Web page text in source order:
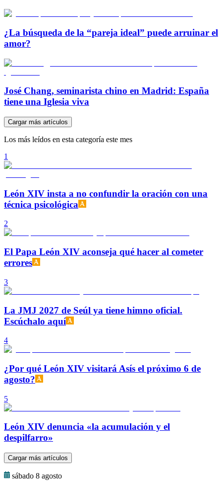
¿La búsqueda de la “pareja ideal” puede arruinar el
amor?
José Chang, seminarista chino en Madrid: España
tiene una Iglesia viva
Cargar más artículos
Los más leídos en esta categoría este mes
1
León XIV insta a no confundir la oración con una
técnica psicológica
2
El Papa León XIV aconseja qué hacer al cometer
errores
3
La JMJ 2027 de Seúl ya tiene himno oficial.
Escúchalo aquí
4
¿Por qué León XIV visitará Asís el próximo 6 de
agosto?
5
León XIV denuncia «la acumulación y el
despilfarro»
Cargar más artículos
sábado 8 agosto